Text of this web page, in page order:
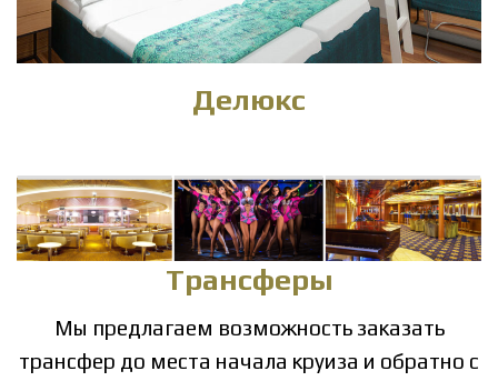
Делюкс
Трансферы
Мы предлагаем возможность заказать
трансфер до места начала круиза и обратно с